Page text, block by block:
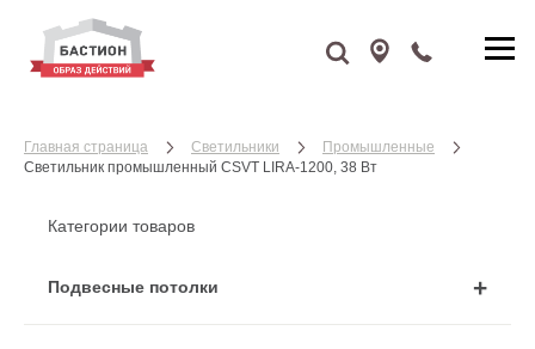
Главная страница Cветильники
Промышленные
Светильник промышленный CSVT LIRA-1200, 38 Вт
Категории товаров
Подвесные потолки